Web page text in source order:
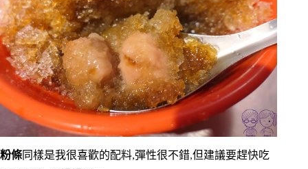
粉條 同樣是我很喜歡的配料,彈性很不錯,但建議要趕快吃